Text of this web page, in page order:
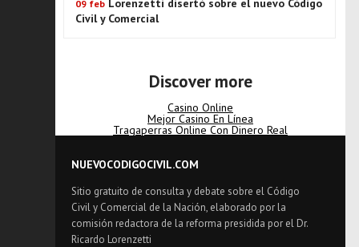
09 feb Lorenzetti disertó sobre el nuevo Código
Civil y Comercial
Discover more
Casino Online
Mejor Casino En Línea
Tragaperras Online Con Dinero Real
NUEVOCODIGOCIVIL.COM
Sitio gratuito de consulta y debate sobre el Código
Civil y Comercial de la Nación, elaborado por la
comisión redactora de la reforma presidida por el Dr.
Ricardo Lorenzetti